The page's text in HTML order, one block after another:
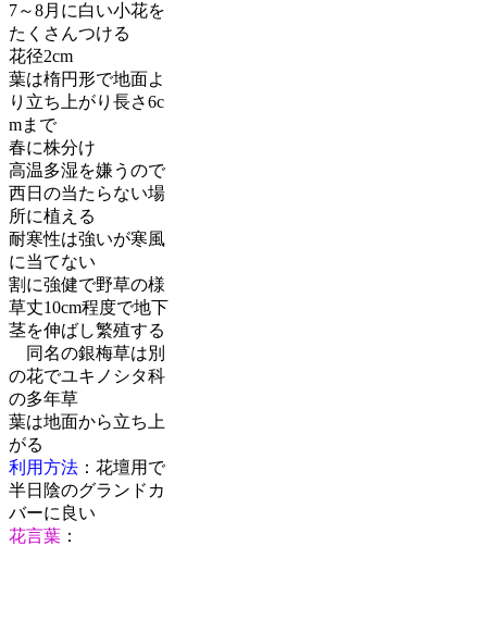
7～8月に白い小花を
たくさんつける
花径2cm
葉は楕円形で地面よ
り立ち上がり長さ6c
mまで
春に株分け
高温多湿を嫌うので
西日の当たらない場
所に植える
耐寒性は強いが寒風
に当てない
割に強健で野草の様
草丈10cm程度で地下
茎を伸ばし繁殖する
同名の銀梅草は別
の花でユキノシタ科
の多年草
葉は地面から立ち上
がる
利用方法 ：花壇用で
半日陰のグランドカ
バーに良い
花言葉 ：